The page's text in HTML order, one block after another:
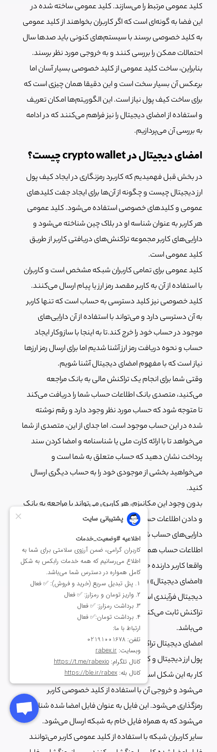
کلید عمومی مرتبط را می‌سازند. کلید عمومی ساخته شده در
این فضا به گونه‌ای است که اگر کاربران بخواهند از کلید عمومی
به کلید خصوصی برسند با سیستم‌های کنونی باید صدها سال
احتمالات ممکن را بررسی کنند و به خروجی مورد نظر برسند.
بنابراین، ساخت کلید عمومی از کلید خصوصی بسیار آسان اما
برعکس آن بسیار سخت است و این دقیقا همان چیزی است که
برای ساخت کیف پول نیاز است. این الگوریتم‌ها امکان تعریف
و استفاده از امضای دیجیتال را نیز فراهم می‌کنند که در ادامه
به بررسی آن می‌پردازیم.
امضای دیجیتال در crypto wallet چیست؟
در بخش قبل فهمیدیم که کاربرد رمزنگاری در ایجاد کیف پول
ارز دیجیتال چیست و چگونه از آن‌ها برای ایجاد جفت کلیدهای
عمومی و کلیدهای خصوصی استفاده می‌شود. کلید عمومی
هر کاربر به عنوان شناسه او در بلاک چین شناخته می‌شود و
دارایی‌های کاربر مجموعه تراکنش‌های دریافتی کاربر از طریق
کلید عمومی است.
کلید عمومی برای تمامی کاربران شبکه مشخص است و کاربران
با استفاده از آن به کاربر مقصد رمز ارز یا پیام ارسال می‌کنند.
کلید خصوصی نیز کلید دسترسی به حساب است که تنها کاربر
به آن دسترسی دارد و می‌تواند با استفاده از آن دارایی‌های
موجود در حساب خود را خرج کند.تا به اینجا با سازوکار ایجاد
حساب و نحوه دریافت رمز ارز آشنا شدیم اما برای ارسال رمز ارزها
نیاز است که با مفهوم امضای دیجیتال آشنا شویم.
وقتی شما برای انجام یک تراکنش مالی به بانک مراجعه
می‌کنید، متصدی بانک اطلاعات حساب شما را دریافت می‌کند
تا متوجه شود که حساب مورد نظر وجود دارد و رقم نوشته
شده در این حساب موجود است. اما جدای از این، متصدی از شما
می‌خواهد تا با ارائه کارت ملی یا شناسنامه و امضا کردن سند
پرداخت نشان دهید که حساب متعلق به شما است و
می‌خواهید بخشی از موجودی خود را به حساب دیگری ارسال
کنید.
بدون وجود این مکانیزم، هر کاربری می‌تواند با مراجعه به بانک
و دادن اطلاعات حساب که اتفاقا در اختیار خیلی از کاربران است،
دارایی‌های حساب شما را خرج کند. در کیف پول ارز دیجیتال
اطلاعات حساب همان کلید عمومی است اما برای تایید این‌که
واقعا کاربر دارنده حساب تراکنش را ایجاد کرده است، نیاز به
«امضای دیجیتال» (Digital Signature) تراکنش است. امضای
دیجیتال فرآیندی است که به وسیله آن کاربر ارسال کننده
تراکنش ثابت می‌کنند که دارنده حساب است و تراکنش معتبر
می‌باشد.
امضای دیجیتال تراکنش‌های ارز دیجیتال با استفاده از کیف
پول ارز دیجیتال و کلید خصوصی کاربر انجام می‌شود. فرآیند
کار به این شکل است که فایل تراکنش ابتدا وارد یک تابع هش
می‌شود و خروجی آن با استفاده از کلید خصوصی کاربر
رمزگذاری می‌شود. این فایل به عنوان فایل امضا شده شناخته
می‌شود که به همراه فایل خام به شبکه ارسال می‌شود.
سایر کاربران شبکه با استفاده از کلید عمومی کاربر می‌توانند